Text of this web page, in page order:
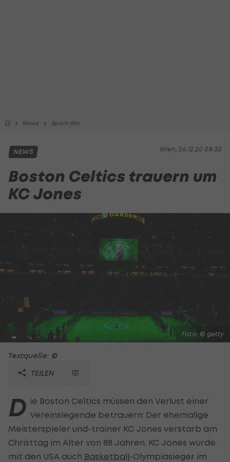
News Sport-Mix
Wien, 26.12.20 08:30
NEWS
Boston Celtics trauern um
KC Jones
Foto: © getty
Textquelle: ©
TEILEN
D ie Boston Celtics müssen den Verlust einer
Vereinslegende betrauern: Der ehemalige
Meisterspieler und-trainer KC Jones verstarb am
Christtag im Alter von 88 Jahren. KC Jones wurde
mit den USA auch Basketball-Olympiasieger im